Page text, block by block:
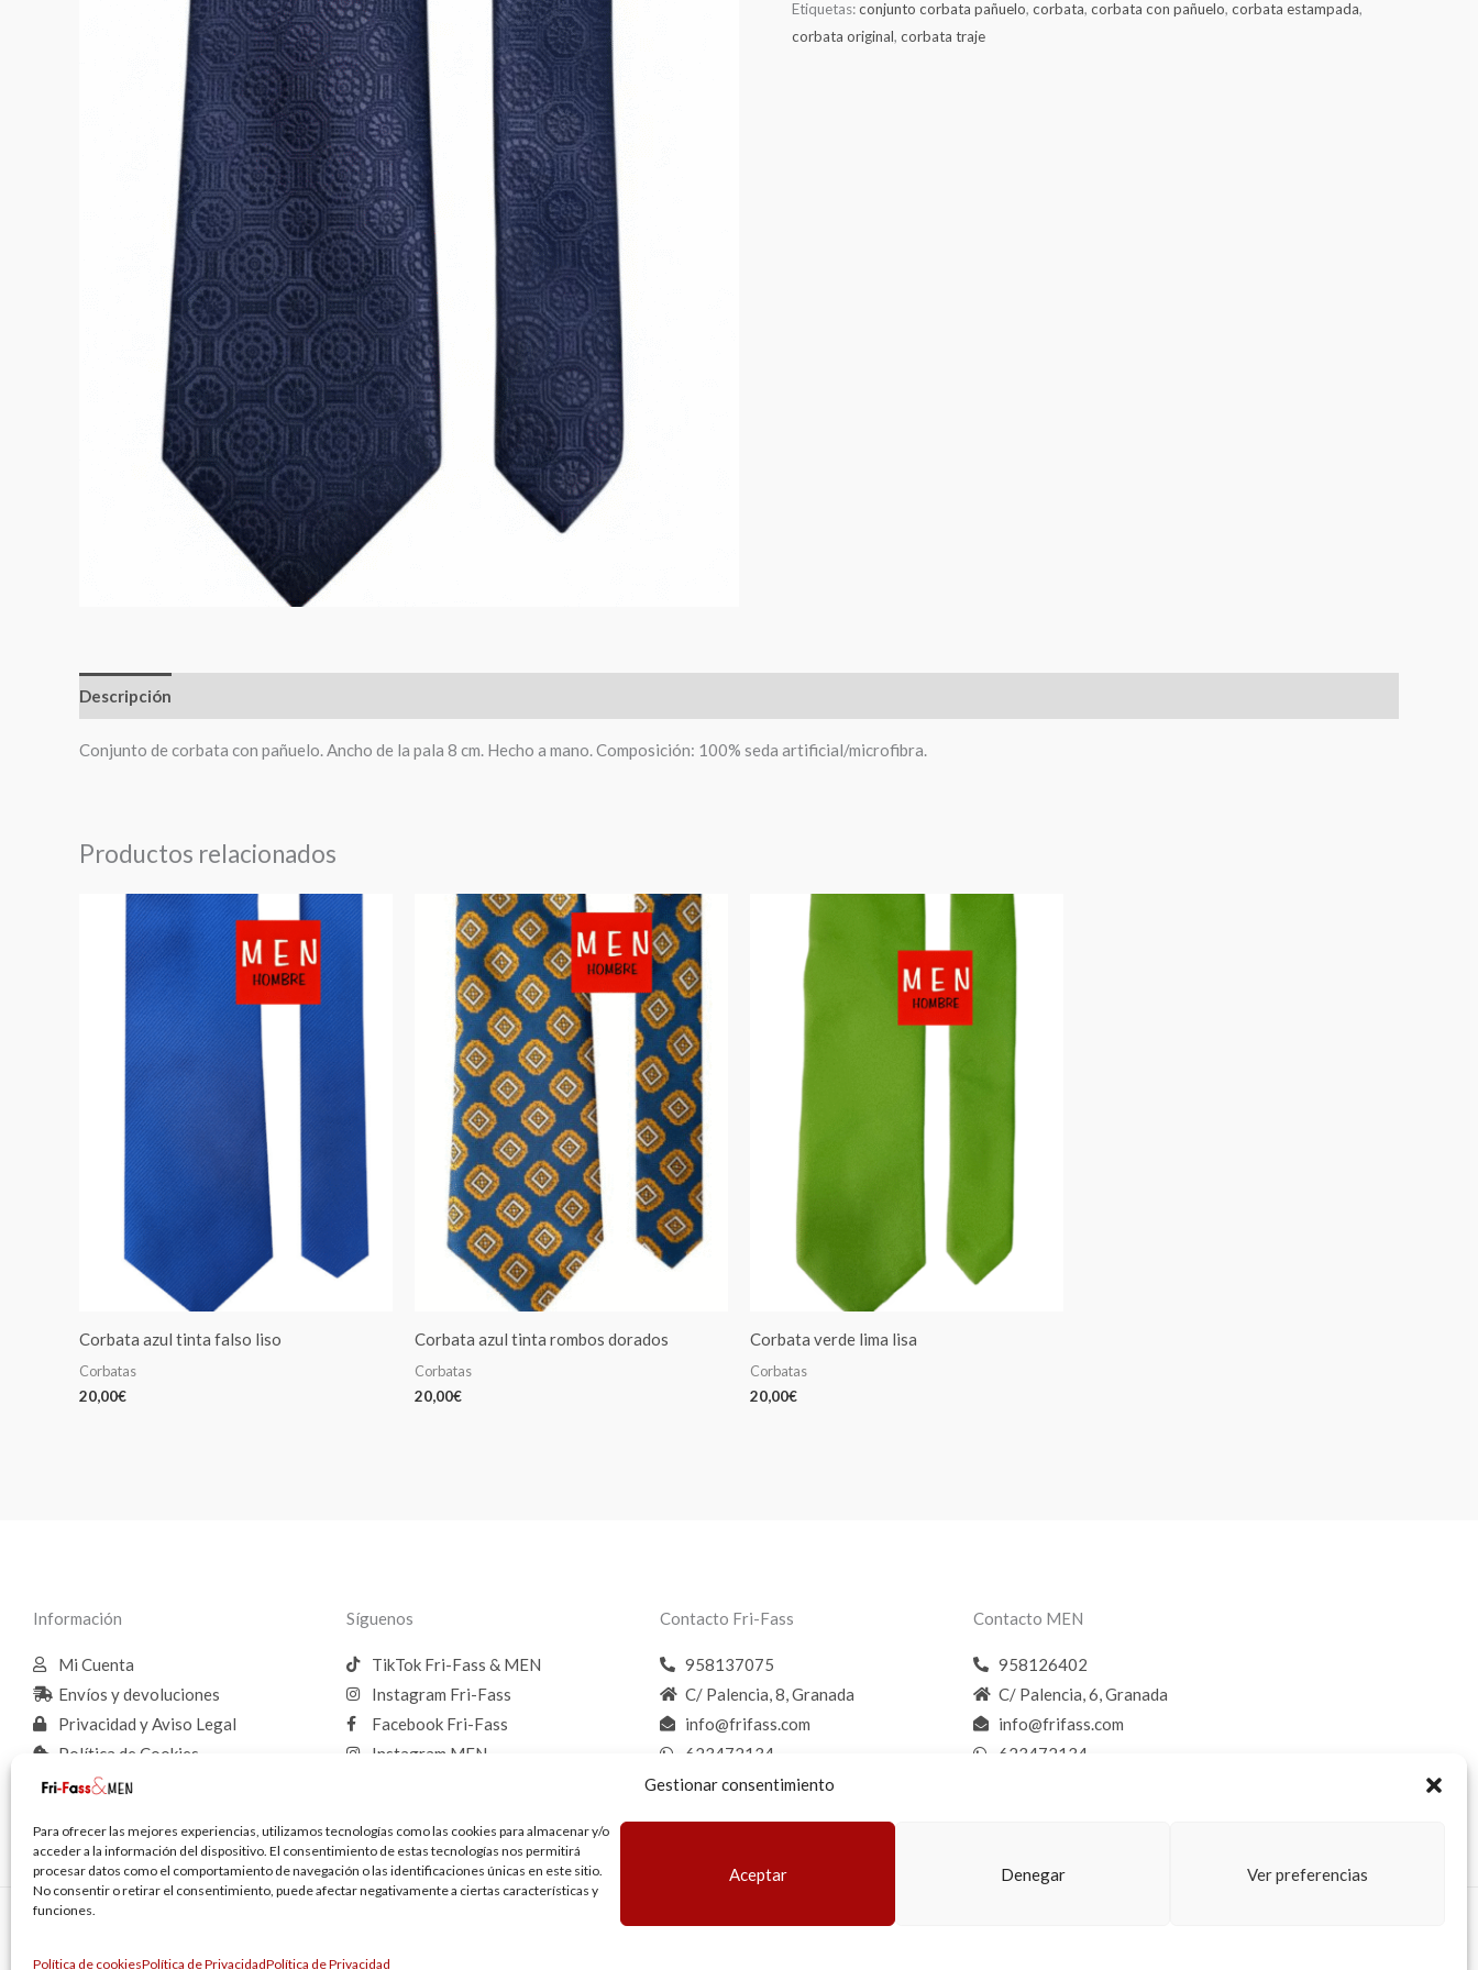
Gestionar consentimiento
Para ofrecer las mejores experiencias, utilizamos tecnologías como las cookies para almacenar y/o
acceder a la información del dispositivo. El consentimiento de estas tecnologías nos permitirá
procesar datos como el comportamiento de navegación o las identificaciones únicas en este sitio.
No consentir o retirar el consentimiento, puede afectar negativamente a ciertas características y
funciones.
Aceptar Denegar Ver preferencias
Política de cookiesPolítica de PrivacidadPolítica de Privacidad
Etiquetas:conjunto corbata pañuelo, corbata, corbata con pañuelo, corbata estampada,
corbata original, corbata traje
Descripción
Conjunto de corbata con pañuelo. Ancho de la pala 8 cm. Hecho a mano. Composición: 100% seda artificial/microfibra.
Productos relacionados
Corbata azul tinta falso liso
Corbatas
20,00€
Corbata azul tinta rombos dorados
Corbatas
20,00€
Corbata verde lima lisa
Corbatas
20,00€
Información
Mi Cuenta
Envíos y devoluciones
Privacidad y Aviso Legal
Política de Cookies
Guía de tallas
Síguenos
TikTok Fri-Fass & MEN
Instagram Fri-Fass
Facebook Fri-Fass
Instagram MEN
Contacto Fri-Fass
958137075
C/ Palencia, 8, Granada
info@frifass.com
623472134
Contacto MEN
958126402
C/ Palencia, 6, Granada
info@frifass.com
623472134